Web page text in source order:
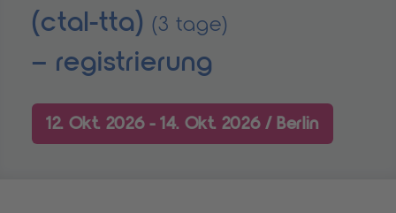
(ctal-tta) (3 tage)
– registrierung
12. Okt. 2026 - 14. Okt. 2026 / Berlin